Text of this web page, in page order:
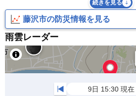
続きを見る
藤沢市の防災情報を見る
雨雲レーダー